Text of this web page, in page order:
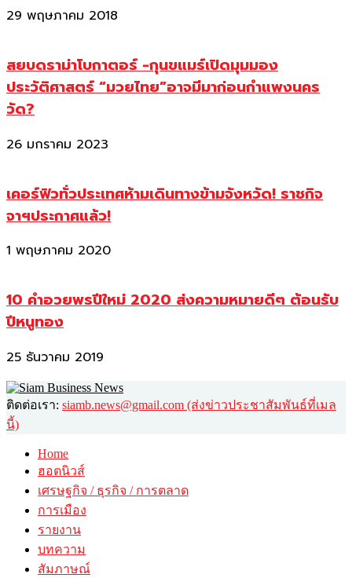
29 พฤษภาคม 2018
สยบดราม่าโบกาตอร์ -กุนขแมร์เปิดมุมมอง
ประวัติศาสตร์ “มวยไทย”อาจมีมาก่อนกำแพงนคร
วัด?
26 มกราคม 2023
เคอร์ฟิวทั่วประเทศห้ามเดินทางข้ามจังหวัด! ราชกิจ
จาฯประกาศแล้ว!
1 พฤษภาคม 2020
10 คำอวยพรปีใหม่ 2020 ส่งความหมายดีๆ ต้อนรับ
ปีหนูทอง
25 ธันวาคม 2019
ติดต่อเรา: siamb.news@gmail.com (ส่งข่าวประชาสัมพันธ์ที่เมล
นี้)
Home
ฮอตนิวส์
เศรษฐกิจ / ธุรกิจ / การตลาด
การเมือง
รายงาน
บทความ
สัมภาษณ์